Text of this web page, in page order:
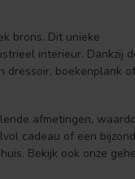
brons. Dit unieke
interieur. Dankzij
dressoir, boekenplank of
afmetingen,
cadeau of een
Bekijk ook onze